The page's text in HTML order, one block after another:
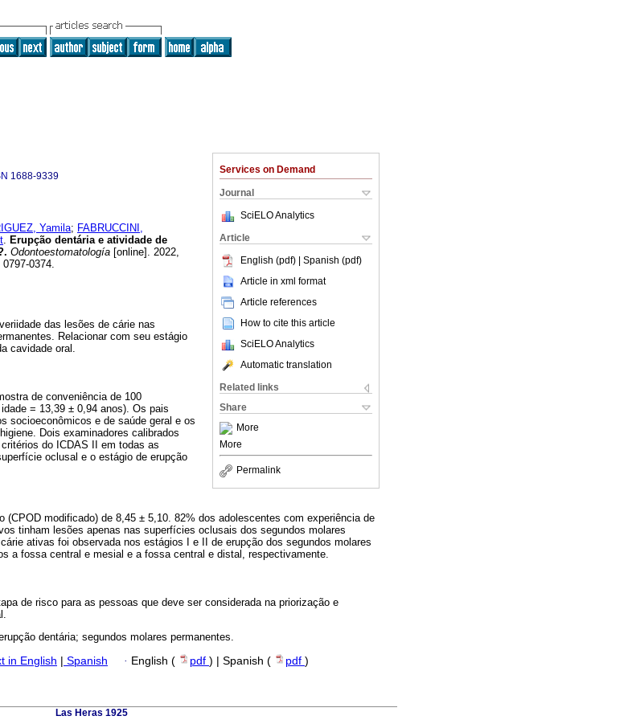
Services on Demand
Journal
SciELO Analytics
Article
English (pdf) | Spanish (pdf)
Article in xml format
Article references
How to cite this article
SciELO Analytics
Automatic translation
Related links
Share
More
More
Permalink
1688-9339
Yamila; FABRUCCINI,
. Erupção dentária e atividade de
Odontoestomatología [online]. 2022,
0374.
das lesões de cárie nas
Relacionar com seu estágio
cavidade oral.
de conveniência de 100
= 13,39 ± 0,94 anos). Os pais
socioeconômicos e de saúde geral e os
Dois examinadores calibrados
do ICDAS II em todas as
oclusal e o estágio de erupção
(CPOD modificado) de 8,45 ± 5,10. 82% dos adolescentes com experiência de
tinham lesões apenas nas superfícies oclusais dos segundos molares
ativas foi observada nos estágios I e II de erupção dos segundos molares
a fossa central e mesial e a fossa central e distal, respectivamente.
de risco para as pessoas que deve ser considerada na priorização e
dentária; segundos molares permanentes.
in English Spanish · English ( pdf ) | Spanish ( pdf )
Las Heras 1925